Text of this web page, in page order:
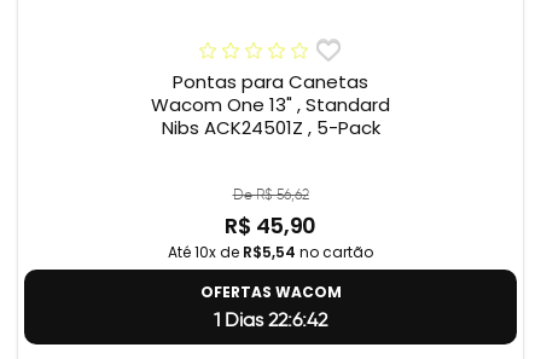
Pontas para Canetas
Wacom One 13" , Standard
Nibs ACK24501Z , 5-Pack
De R$ 56,62
R$ 45,90
Até 10x de R$5,54 no cartão
OFERTAS WACOM
1 Dias 22:6:41